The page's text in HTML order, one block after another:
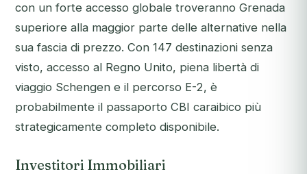
con un forte accesso globale troveranno Grenada
superiore alla maggior parte delle alternative nella
sua fascia di prezzo. Con 147 destinazioni senza
visto, accesso al Regno Unito, piena libertà di
viaggio Schengen e il percorso E-2, è
probabilmente il passaporto CBI caraibico più
strategicamente completo disponibile.
Investitori Immobiliari